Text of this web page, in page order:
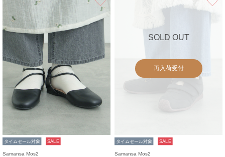
タイムセール対象 SALE
Samansa Mos2
SOLD OUT
再入荷受付
タイムセール対象 SALE
Samansa Mos2